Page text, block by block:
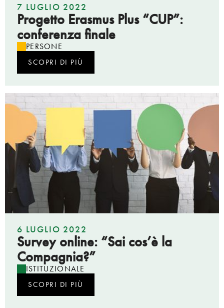
7 LUGLIO 2022
Progetto Erasmus Plus “CUP”:
conferenza finale
PERSONE
SCOPRI DI PIÙ
6 LUGLIO 2022
Survey online: “Sai cos’è la
Compagnia?”
ISTITUZIONALE
SCOPRI DI PIÙ